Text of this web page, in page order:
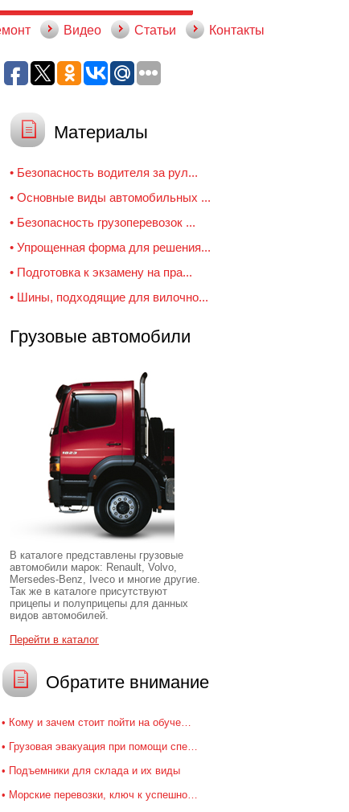
Видео Статьи Контакты
Материалы
• Безопасность водителя за рул...
• Основные виды автомобильных ...
• Безопасность грузоперевозок ...
• Упрощенная форма для решения...
• Подготовка к экзамену на пра...
• Шины, подходящие для вилочно...
Грузовые автомобили
В каталоге представлены грузовые
автомобили марок: Renault, Volvo,
Mersedes-Benz, Iveco и многие другие.
Так же в каталоге присутствуют
прицепы и полуприцепы для данных
видов автомобилей.
Перейти в каталог
Обратите внимание
Кому и зачем стоит пойти на обуче…
Грузовая эвакуация при помощи спе…
Подъемники для склада и их виды
Морские перевозки, ключ к успешно…